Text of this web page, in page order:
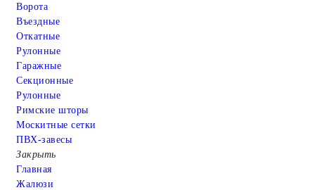
Ворота
Въездные
Откатные
Рулонные
Гаражные
Cекционные
Рулонные
Римские шторы
Москитные сетки
ПВХ-завесы
Закрыть
Главная
Жалюзи